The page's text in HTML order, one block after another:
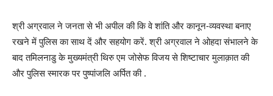
श्री अग्रवाल ने जनता से भी अपील की कि वे शांति और कानून-व्यवस्था बनाए
रखने में पुलिस का साथ दें और सहयोग करें. श्री अग्रवाल ने ओहदा संभालने के
बाद तमिलनाडु के मुख्यमंत्री थिरु एम जोसेफ विजय से शिष्टाचार मुलाक़ात की
और पुलिस स्मारक पर पुष्पांजलि अर्पित की .